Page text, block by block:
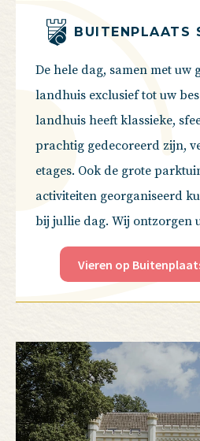
BUITENPLAATS
De hele dag, samen met uw
landhuis exclusief tot uw
landhuis heeft klassieke,
prachtig gedecoreerd zijn,
etages. Ook degrote
activiteiten georganiseerd
bij jullie dag. Wij ontzorgen
Vieren op